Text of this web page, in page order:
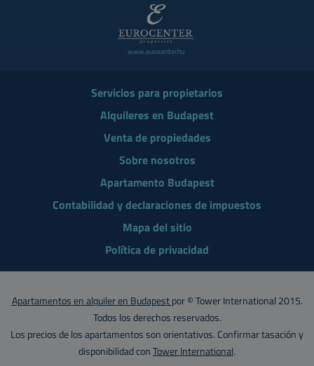
www.eurocenter.hu
Servicios para propietarios
Alquileres en Budapest
Venta de propiedades
Sobre nosotros
Apartamento Budapest
Contabilidad y declaraciones de impuestos
Mapa del sitio
Política de privacidad
Apartamentos en alquiler en Budapestpor © Tower International 2015.
Todos los derechos reservados.
Los precios de los apartamentos son orientativos. Confirmar tasación y
disponibilidad conTower International.